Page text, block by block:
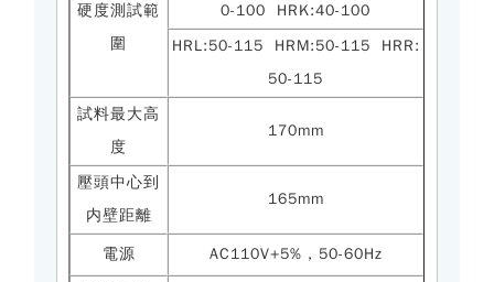
硬度測試範
圍
0-100 HRK:40-100
HRL:50-115 HRM:50-115 HRR:
50-115
試料最大高
度
170mm
壓頭中心到
内壁距離
165mm
電源 AC110V+5%，50-60Hz